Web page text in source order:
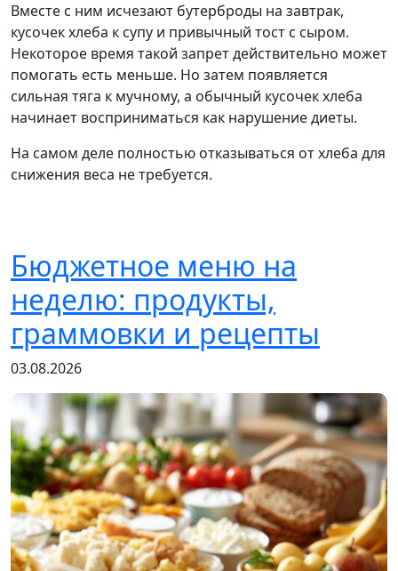
Вместе с ним исчезают бутерброды на завтрак,
кусочек хлеба к супу и привычный тост с сыром.
Некоторое время такой запрет действительно может
помогать есть меньше. Но затем появляется
сильная тяга к мучному, а обычный кусочек хлеба
начинает восприниматься как нарушение диеты.
На самом деле полностью отказываться от хлеба для
снижения веса не требуется.
Бюджетное меню на
неделю: продукты,
граммовки и рецепты
03.08.2026